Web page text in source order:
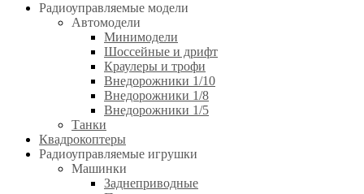
Радиоуправляемые модели
Автомодели
Минимодели
Шоссейные и дрифт
Краулеры и трофи
Внедорожники 1/10
Внедорожники 1/8
Внедорожники 1/5
Танки
Квадрокоптеры
Радиоуправляемые игрушки
Машинки
Заднеприводные